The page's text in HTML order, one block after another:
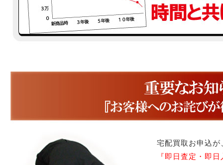
宅配買取お申込
『即日査定・即